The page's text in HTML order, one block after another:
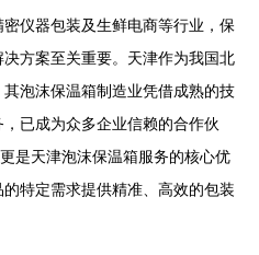
仪器包装及生鲜电商等行业，保
方案至关重要。天津作为我国北
泡沫保温箱制造业凭借成熟的技
已成为众多企业信赖的合作伙
是天津泡沫保温箱服务的核心优
特定需求提供精准、高效的包装